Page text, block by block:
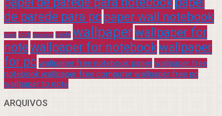
de parede para pc paper wall notebook
praia rock sucesso verde wallpaperwallpaper for
notewallpaper for notebookwallpaper
for pc wallpaper free notebook paper wallpaper free
notebook wallpaper free computer wallpaper free pc
wallpaper to note
ARQUIVOS